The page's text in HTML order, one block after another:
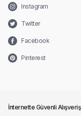
Instagram
Twitter
Facebook
Pinterest
İnternette Güvenli Alışveriş